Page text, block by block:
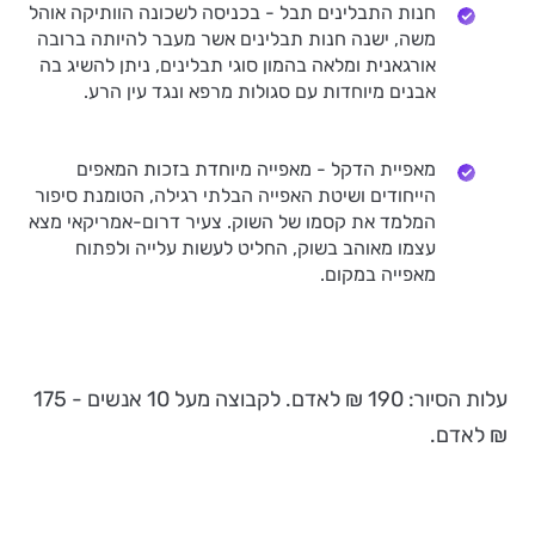
חנות התבלינים תבל - בכניסה לשכונה הוותיקה אוהל
משה, ישנה חנות תבלינים אשר מעבר להיותה ברובה
אורגאנית ומלאה בהמון סוגי תבלינים, ניתן להשיג בה
אבנים מיוחדות עם סגולות מרפא ונגד עין הרע.
מאפיית הדקל - מאפייה מיוחדת בזכות המאפים
הייחודים ושיטת האפייה הבלתי רגילה, הטומנת סיפור
המלמד את קסמו של השוק. צעיר דרום-אמריקאי מצא
עצמו מאוהב בשוק, החליט לעשות עלייה ולפתוח
מאפייה במקום.
עלות הסיור: 190 ₪ לאדם. לקבוצה מעל 10 אנשים - 175
₪ לאדם.